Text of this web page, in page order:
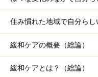
住み慣れた地域で自分ら
緩和ケアの概要（総論）
緩和ケアとは？（総論）